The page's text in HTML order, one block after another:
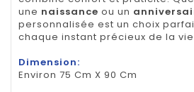
une naissance ou un
personnalisée est un choix
chaque instant précieux de la
Dimension:
Environ 75 Cm X 90 Cm